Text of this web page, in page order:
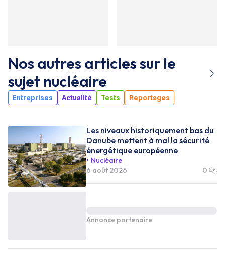
Nos autres articles sur le
sujet nucléaire
Entreprises Actualité Tests Reportages
Les niveaux historiquement bas du
Danube mettent à mal la sécurité
énergétique européenne
Nucléaire
6 août 2026
0
Annonce partenaire